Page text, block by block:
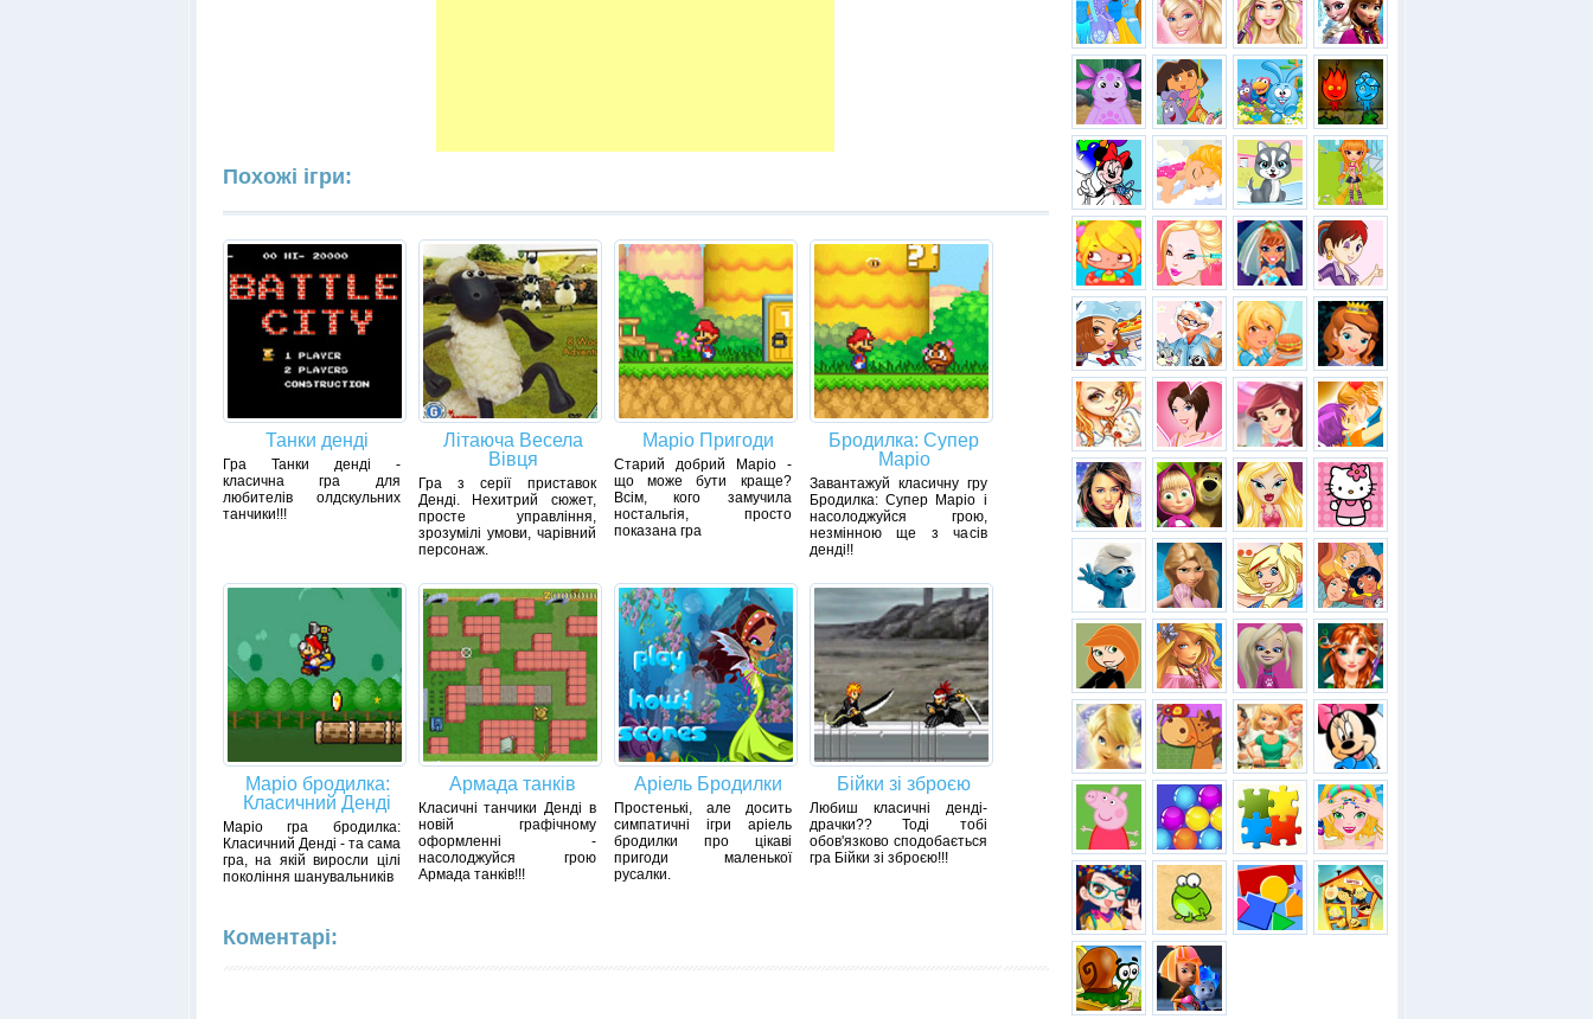
Похожі ігри:
Танки денді
Гра Танки денді -
класична гра для
любителів олдскульних
танчики!!!
Літаюча Весела
Вівця
Гра з серії приставок
Денді. Нехитрий сюжет,
просте управління,
зрозумілі умови, чарівний
персонаж.
Маріо Пригоди
Старий добрий Маріо -
що може бути краще?
Всім, кого замучила
ностальгія, просто
показана гра
Бродилка: Супер
Маріо
Завантажуй класичну гру
Бродилка: Супер Маріо і
насолоджуйся грою,
незмінною ще з часів
денді!!
Маріо бродилка:
Класичний Денді
Маріо гра бродилка:
Класичний Денді - та сама
гра, на якій виросли цілі
покоління шанувальників
Армада танків
Класичні танчики Денді в
новій графічному
оформленні -
насолоджуйся грою
Армада танків!!!
Аріель Бродилки
Простенькі, але досить
симпатичні ігри аріель
бродилки про цікаві
пригоди маленької
русалки.
Бійки зі зброєю
Любиш класичні денді-
драчки?? Тоді тобі
обов'язково сподобається
гра Бійки зі зброєю!!!
Коментарі: